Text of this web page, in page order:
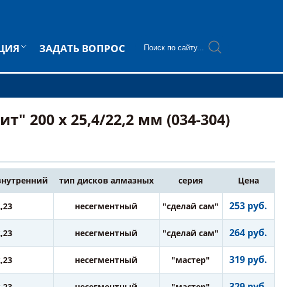
ЗАДАТЬ ВОПРОС
200 х 25,4/22,2 мм (034-304)
тип дисков алмазных серия Цена
несегментный "сделай сам" 253 руб.
несегментный "сделай сам" 264 руб.
несегментный "мастер" 319 руб.